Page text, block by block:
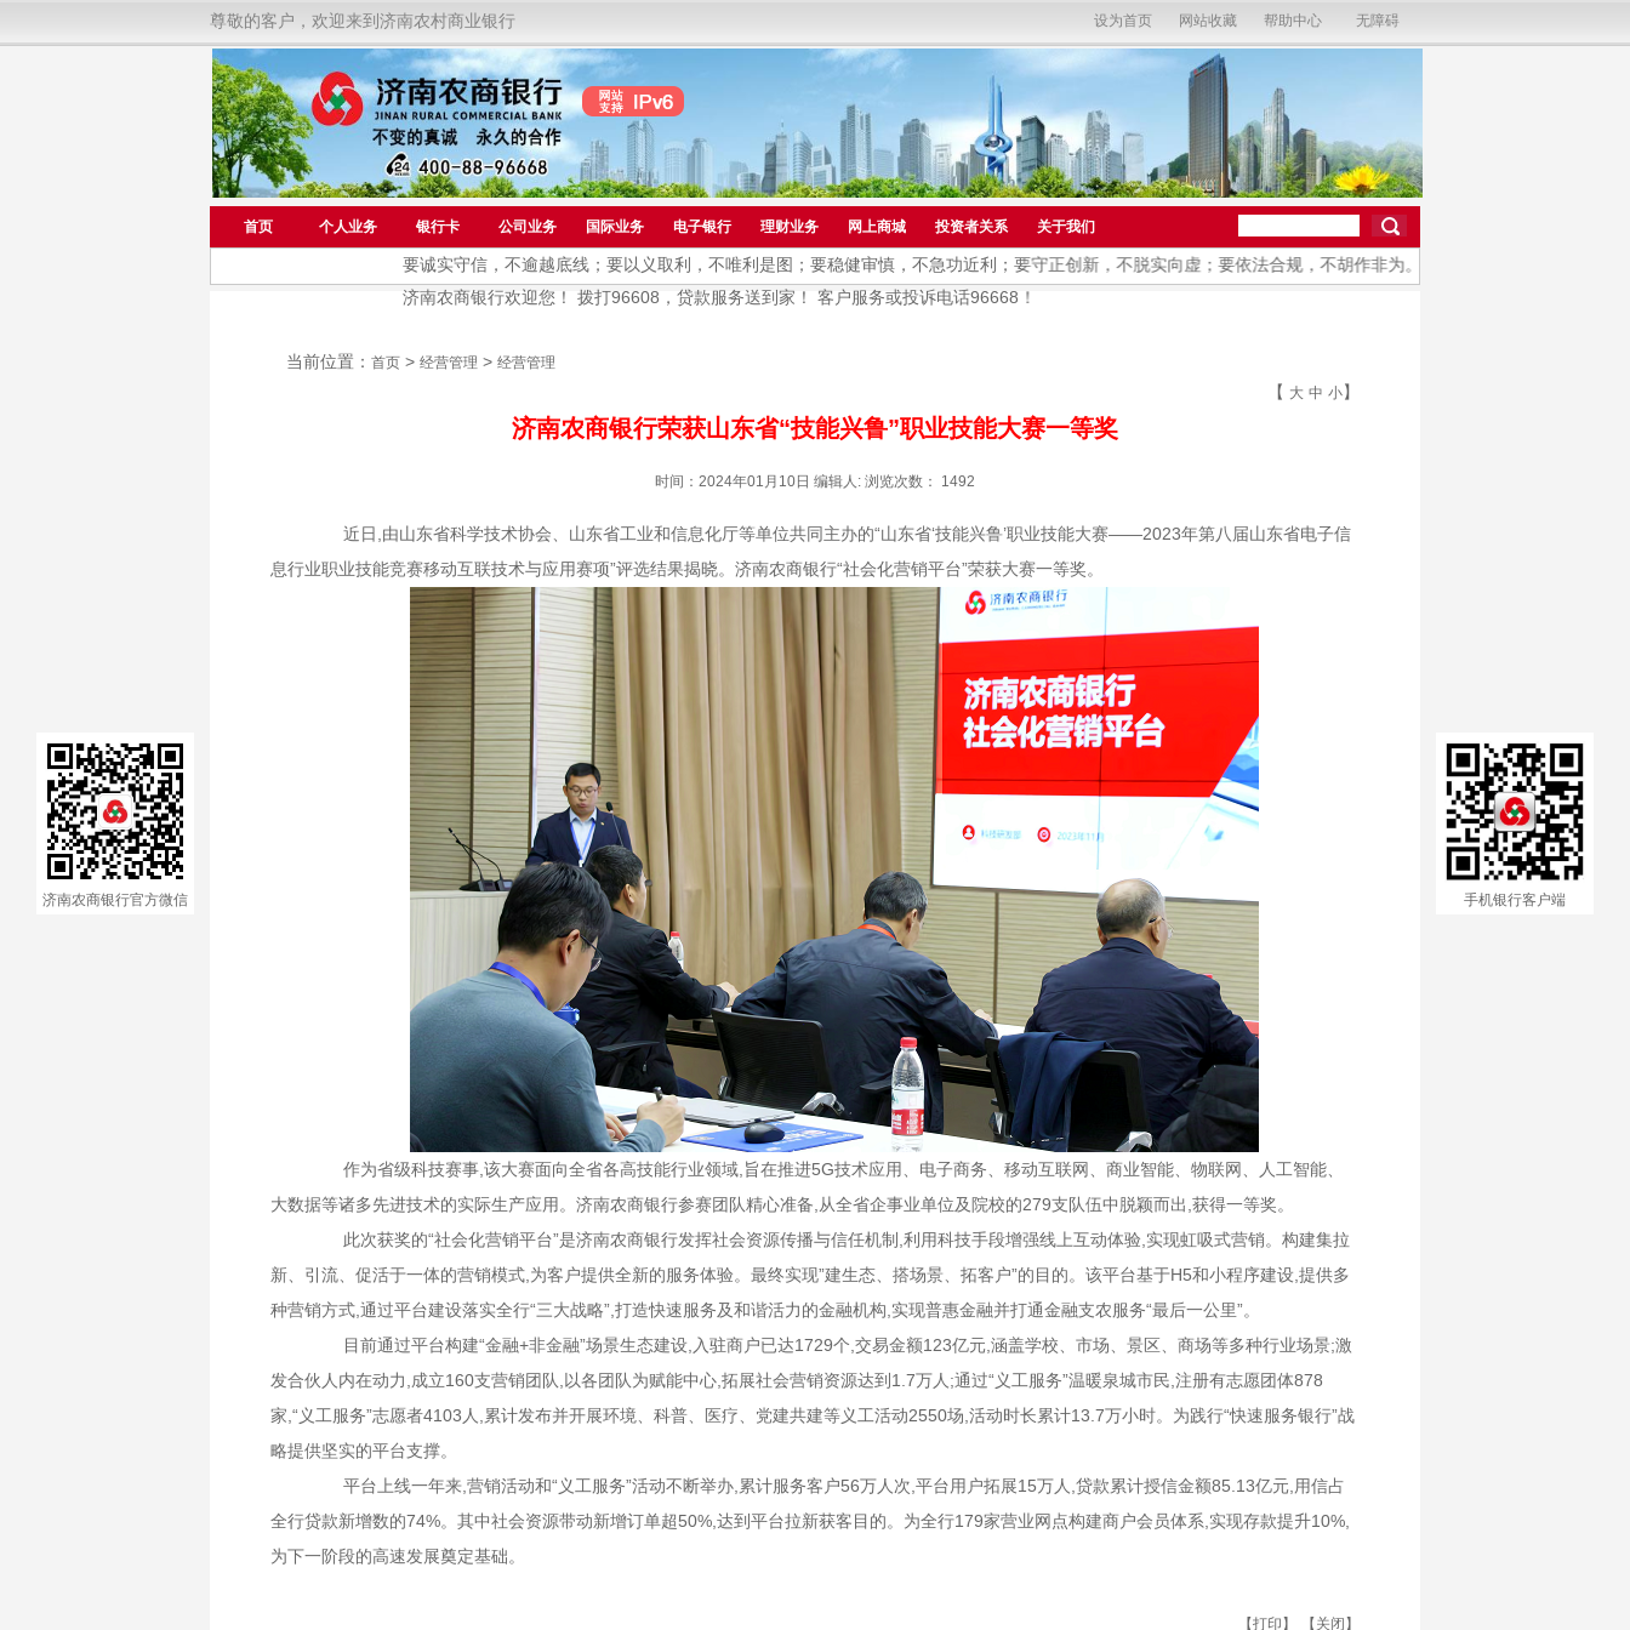
济南农商银行官方微信 手机银行客户端
尊敬的客户，欢迎来到济南农村商业银行 无障碍
帮助中心
网站收藏
设为首页
首页 个人业务 银行卡 公司业务 国际业务 电子银行 理财业务 网上商城 投资者关系 关于我们
要诚实守信，不逾越底线；要以义取利，不唯利是图；要稳健审慎，不急功近利；要守正创新，不脱实向虚；要依法合规，不胡作非为。
济南农商银行欢迎您！ 拨打96608，贷款服务送到家！ 客户服务或投诉电话96668！
当前位置： 首页 > 经营管理 > 经营管理
【 大 中 小】
济南农商银行荣获山东省“技能兴鲁”职业技能大赛一等奖
时间：2024年01月10日 编辑人: 浏览次数： 1492
近日,由山东省科学技术协会、山东省工业和信息化厅等单位共同主办的“山东省‘技能兴鲁’职业技能大赛——2023年第八 届山东省电子信
息行业职业技能竞赛移动互联技术与应用赛项”评选结果揭晓。 济南农商银行“社会化营销平台”荣获大赛一等奖。
作为省级科技赛事,该大赛面向全省各高技能行业领域,旨在推进5G技术应用、电子商务、移动互联网、商业智能、物联网、人工智能、
大数据等诸多先进技术的实际生产应用。济南农商银行参赛团队精心准备,从全省企事业单位及院校的279支队伍中脱颖而出,获得一等奖。
此次获奖的“社会化营销平台”是济南农商银行发挥社会资源传播与信任机制,利用科技手段增强线上互动体验,实现虹吸式营销。构建集拉
新、引流、促活于一体的营销模式,为客户提供全新的服务体验。最终实现”建生态、搭场景、拓客户”的目的。该平台基于H5和小程序建设,提供多
种营销方式 通过平台建设落实全行“三大战略”,打造快速服务及和谐活力的金融机构,实现普惠金融并打通金融支农服务“最后一公里”。
目前通过平台构建“金融+非金融”场景生态建设,入驻商户已达1729个,交易金额123亿元 ,涵盖学校、市场、景区、商场等多种行业场景;激
发合伙人内在动力,成立160支营销团队, 以各团队为赋能中心 拓展社会营销资源达到1.7万人 ;通过“ 义工服务”温暖泉城市民,注册有志愿团体878
家, “ 义工服务”志愿者4103人,累计发布并开展环境、科普、医疗、党建共建等义工活动2550场 ,活动时长累计13.7万小时。 为践行“快速服务银行”战
略提供坚实的平台支撑。
平台 上线一年来,营销活动和“ 义工服务”活动不断举办,累计服务客户56万人次,平台用户拓展15万人 ,贷款累计授信金额85.13亿元,用信占
全行贷款新增数的74%。其中社会资源带动新增订单超50% 达到 平台拉新获客目的。为全行179家营业网点构建商户会员体系, 实现存款提升10%
为下一阶段的高速发展奠定基础。
【打印】 【关闭】